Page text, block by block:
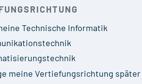
Technische Informatik
meine Vertiefungsrichtung